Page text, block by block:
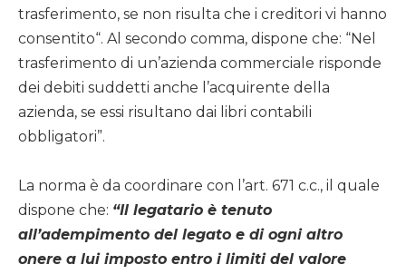
trasferimento, se non risulta che i creditori vi hanno
consentito“. Al secondo comma, dispone che: “Nel
trasferimento di un’azienda commerciale risponde
dei debiti suddetti anche l’acquirente della
azienda, se essi risultano dai libri contabili
obbligatori”.
La norma è da coordinare con l’art. 671 c.c., il quale
dispone che: “Il legatario è tenuto
all’adempimento del legato e di ogni altro
onere a lui imposto entro i limiti del valore